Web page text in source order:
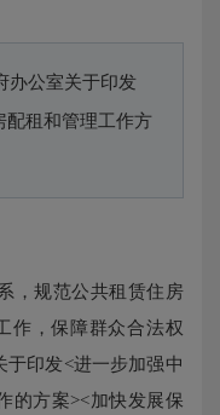
办公室关于印发
配租和管理工作方
规范公共租赁住房
作，保障群众合法权
印发<进一步加强中
的方案><加快发展保